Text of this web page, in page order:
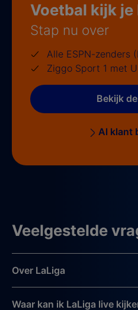
Voetbal kijk je
Stap nu over
Alle ESPN-zenders
Ziggo Sport 1 met
Bekijk
Al klant
Veelgestelde
Over LaLiga
Waar kan ik LaLiga live